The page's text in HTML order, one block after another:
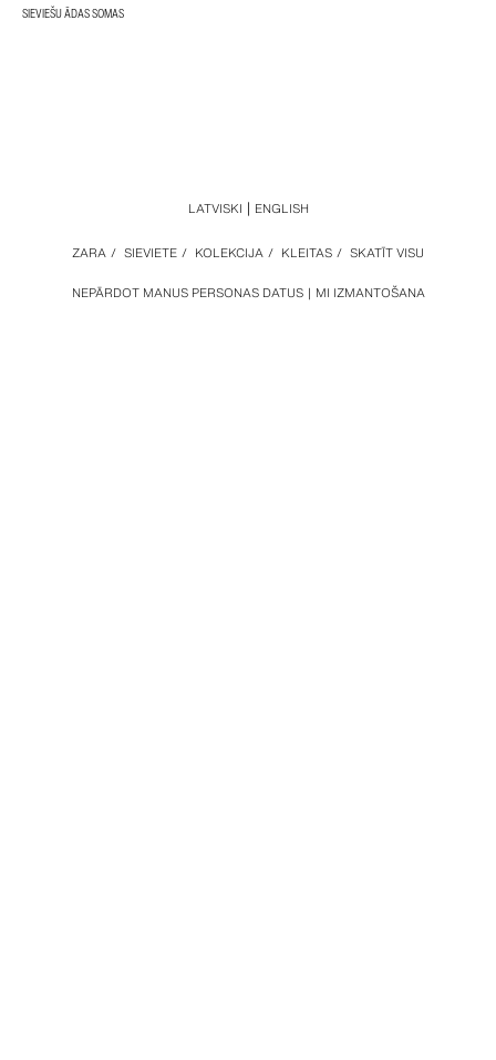
SIEVIEŠU ĀDAS SOMAS
NEPĀRDOT MANUS PERSONAS DATUS MI IZMANTOŠANA
ZARA / SIEVIETE / KOLEKCIJA / KLEITAS / SKATĪT VISU
LATVISKI ENGLISH